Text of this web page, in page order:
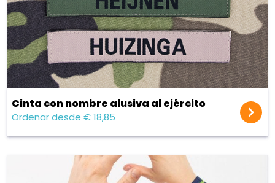
Cinta con nombre alusiva al ejército
Ordenar desde € 18,85